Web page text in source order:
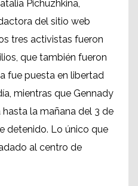
Pichuzhkina,
del sitio web
tres activistas fueron
que también fueron
fue puesta en libertad
mientras que Gennady
la mañana del 3 de
detenido. Lo único que
al centro de